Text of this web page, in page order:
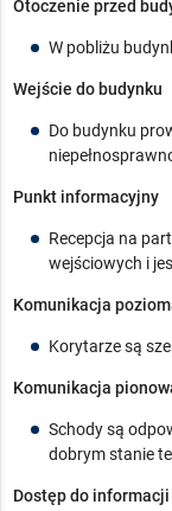
Otoczenie przed
W pobliżu
Wejście do budynku
Do budynku
Punkt informacyjny
Recepcja na
wejściowych i
Komunikacja
Korytarze są
Komunikacja
Schody są
dobrym stanie
Dostęp do informacji